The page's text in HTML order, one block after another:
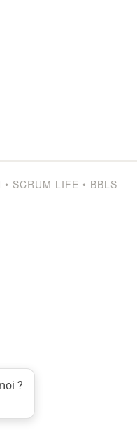
• SCRUM LIFE • BBLS
?